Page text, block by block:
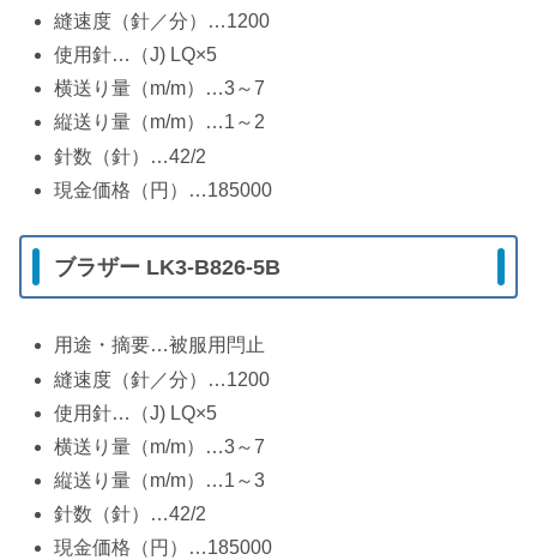
縫速度（針／分）…1200
使用針…（J) LQ×5
横送り量（m/m）…3～7
縦送り量（m/m）…1～2
針数（針）…42/2
現金価格（円）…185000
ブラザー LK3-B826-5B
用途・摘要…被服用閂止
縫速度（針／分）…1200
使用針…（J) LQ×5
横送り量（m/m）…3～7
縦送り量（m/m）…1～3
針数（針）…42/2
現金価格（円）…185000